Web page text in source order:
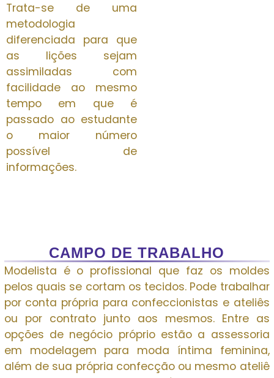
Trata-se de uma
metodologia
diferenciada para que
as lições sejam
assimiladas com
facilidade ao mesmo
tempo em que é
passado ao estudante
o maior número
possível de
informações.
CAMPO DE TRABALHO
Modelista é o profissional que faz os moldes
pelos quais se cortam os tecidos. Pode trabalhar
por conta própria para confeccionistas e ateliês
ou por contrato junto aos mesmos. Entre as
opções de negócio próprio estão a assessoria
em modelagem para moda íntima feminina,
além de sua própria confecção ou mesmo ateliê